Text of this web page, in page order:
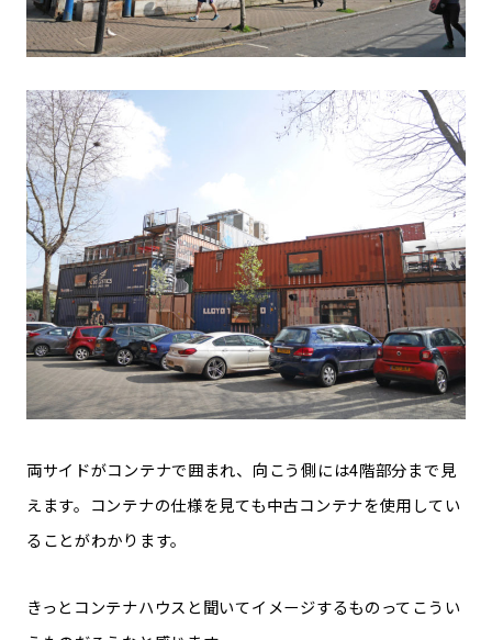
両サイドがコンテナで囲まれ、向こう側には4階部分まで見
えます。コンテナの仕様を見ても中古コンテナを使用してい
ることがわかります。
きっとコンテナハウスと聞いてイメージするものってこうい